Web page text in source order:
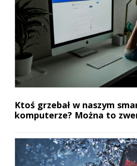
Ktoś grzebał w naszym
komputerze? Można to